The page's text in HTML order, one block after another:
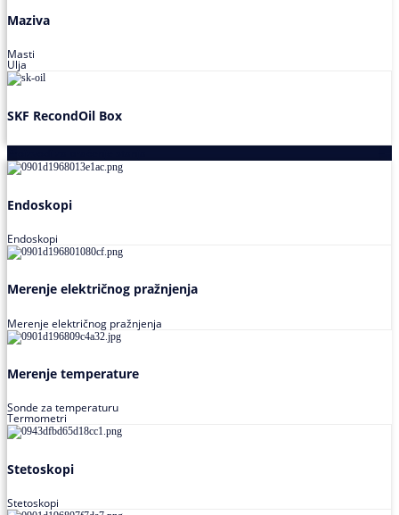
Maziva
Masti
Ulja
SKF RecondOil Box
Endoskopi
Endoskopi
Merenje električnog pražnjenja
Merenje električnog pražnjenja
Merenje temperature
Sonde za temperaturu
Termometri
Stetoskopi
Stetoskopi